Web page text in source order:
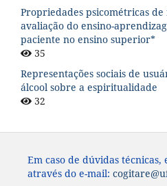
Propriedades psicométricas
avaliação do ensino-
paciente no ensino superior*
35
Representações sociais de
álcool sobre a espiritualidade
32
Em caso de dúvidas
através do e-mail: